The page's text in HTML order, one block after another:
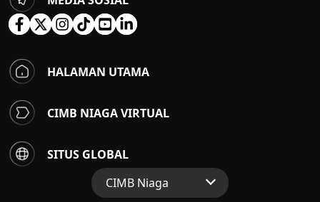
HALAMAN UTAMA
CIMB NIAGA VIRTUAL
SITUS GLOBAL
CIMB Niaga